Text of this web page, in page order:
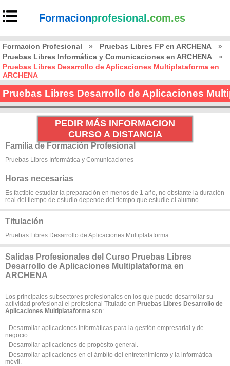
Formacionprofesional .com.es
Formacion Profesional » Pruebas Libres FP en ARCHENA
»
Pruebas Libres Informática y Comunicaciones en ARCHENA
»
Pruebas Libres Desarrollo de Aplicaciones Multiplataforma en
ARCHENA
Pruebas Libres Desarrollo de Aplicaciones
PEDIR MÁS INFORMACION
CURSO A DISTANCIA
Familia de Formación Profesional
Pruebas Libres Informática y Comunicaciones
Horas necesarias
Es factible estudiar la preparación en menos de 1 año, no obstante la duración
real del tiempo de estudio depende del tiempo que estudie el alumno
Titulación
Pruebas Libres Desarrollo de Aplicaciones Multiplataforma
Salidas Profesionales del Curso Pruebas Libres
Desarrollo de Aplicaciones Multiplataforma en
ARCHENA
Los principales subsectores profesionales en los que puede desarrollar su
actividad profesional el profesional Titulado en Pruebas Libres Desarrollo de
Aplicaciones Multiplataforma son:
- Desarrollar aplicaciones informáticas para la gestión empresarial y de
negocio.
- Desarrollar aplicaciones de propósito general.
- Desarrollar aplicaciones en el ámbito del entretenimiento y la informática
móvil.